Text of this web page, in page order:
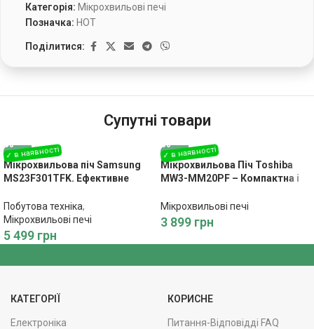
Категорія: Мікрохвильові печі
Позначка: HOT
Поділитися:
Супутні товари
Мікрохвильова піч Samsung
MS23F301TFK. Ефективне
Інноваційними Технологіями
Побутова техніка,
Мікрохвильові печі
5 499 грн
Мікрохвильова Піч Toshiba
MW3-MM20PF – Компактна і
Використання
Мікрохвильові печі
3 899 грн
КАТЕГОРІЇ
Електроніка
КОРИСНЕ
Питання-Відповідді FAQ